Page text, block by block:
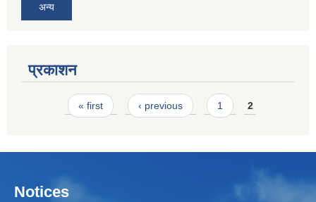
अन्य
प्रकाशन
Pages« first ‹ previous 1 2
Notices